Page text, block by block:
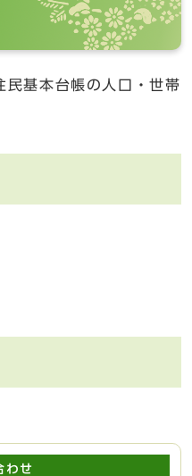
基本台帳の人口・世帯
わせ